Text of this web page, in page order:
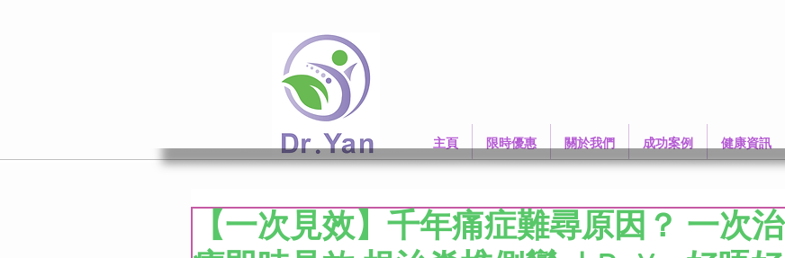
主頁 限時優惠 關於我們 成功案例 健康資訊
【一次見效】千年痛症難尋原因？ 一次治